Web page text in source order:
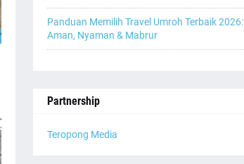
Panduan Memilih Travel Umroh Terbaik 2026:
Aman, Nyaman & Mabrur
Partnership
Teropong Media